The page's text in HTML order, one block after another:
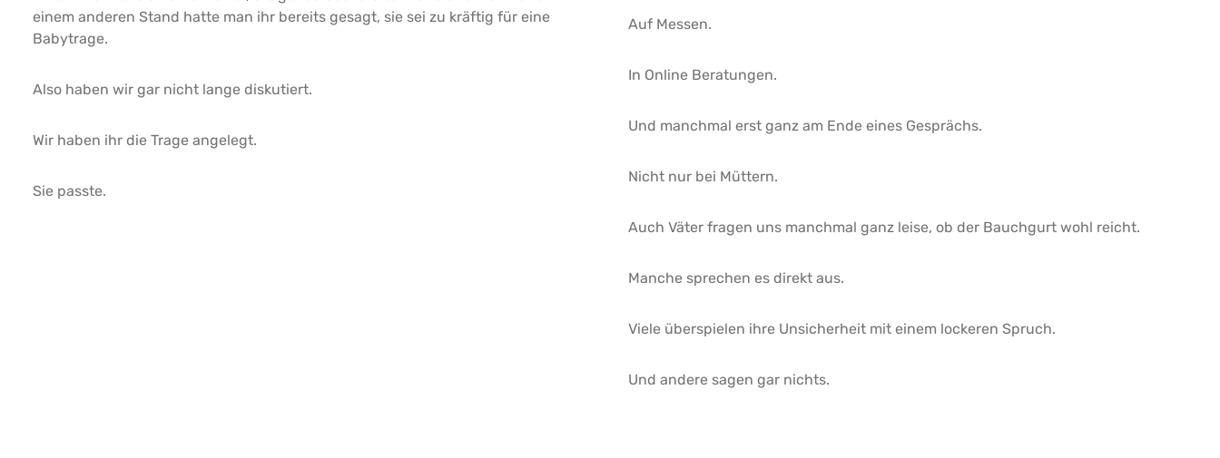
einem anderen Stand hatte man ihr bereits gesagt, sie sei zu kräftig für eine
Babytrage.
Also haben wir gar nicht lange diskutiert.
Wir haben ihr die Trage angelegt.
Sie passte.
Auf Messen.
In Online Beratungen.
Und manchmal erst ganz am Ende eines Gesprächs.
Nicht nur bei Müttern.
Auch Väter fragen uns manchmal ganz leise, ob der Bauchgurt wohl reicht.
Manche sprechen es direkt aus.
Viele überspielen ihre Unsicherheit mit einem lockeren Spruch.
Und andere sagen gar nichts.